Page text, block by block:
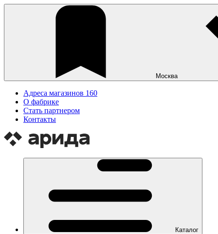
Москва
Адреса магазинов 160
О фабрике
Стать партнером
Контакты
Каталог